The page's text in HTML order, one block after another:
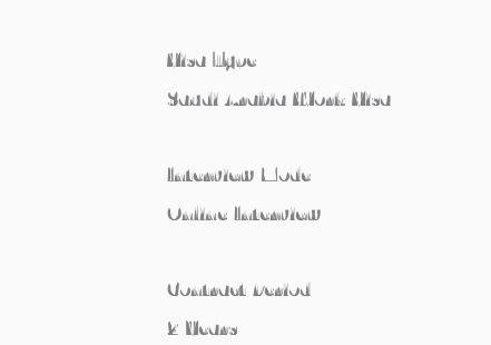
Visa Type
Saudi Arabia Work Visa
Interview Mode
Online Interview
Contract Period
2 Years